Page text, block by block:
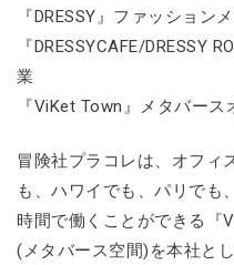
『DRESSY』ファッション
『DRESSYCAFE/DRESSY
業
『ViKet Town』メタバース
冒険社プラコレは、オフィ
も、ハワイでも、パリでも
時間で働くことができる『
(メタバース空間)を本社と